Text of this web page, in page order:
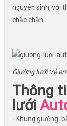
nguyên sinh, với
chắc chắn.
Giường lưới trẻ
Thông
lưới
- Khung giường: